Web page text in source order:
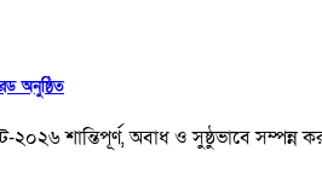
অনুষ্ঠিত
শান্তিপূর্ণ, অবাধ ও সুষ্ঠুভাবে সম্পন্ন